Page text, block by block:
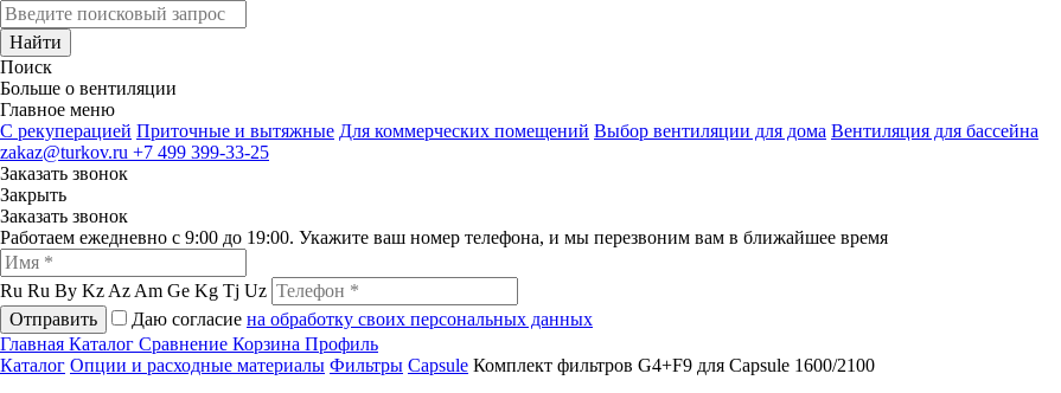
Найти
Поиск
Больше о вентиляции
Главное меню
C рекуперацией Приточные и вытяжные Для коммерческих помещений Выбор вентиляции для дома Вентиляция для бассейна
zakaz@turkov.ru +7 499 399-33-25
Заказать звонок
Закрыть
Заказать звонок
Работаем ежедневно с 9:00 до 19:00. Укажите ваш номер телефона, и мы перезвоним вам в ближайшее время
Ru Ru By Kz Az Am Ge Kg Tj Uz
Отправить
Даю согласие на обработку своих персональных данных
Главная Каталог Сравнение Корзина Профиль
Каталог Опции и расходные материалы Фильтры Capsule Комплект фильтров G4+F9 для Capsule 1600/2100